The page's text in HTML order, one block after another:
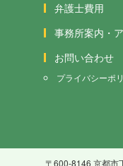
弁護士費用
事務所案内・
お問い合わせ
プライバシーポ
〒600-8146 京都市